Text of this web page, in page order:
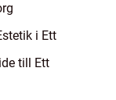
i Ett
till Ett